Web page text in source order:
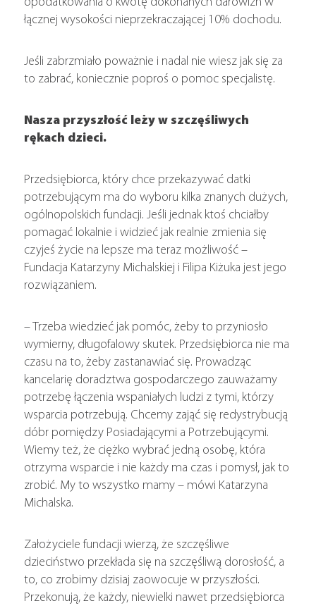
łącznej wysokości nieprzekraczającej 10% dochodu.
Jeśli zabrzmiało poważnie i nadal nie wiesz jak się za
to zabrać, koniecznie poproś o pomoc specjalistę.
Nasza przyszłość leży w szczęśliwych
rękach dzieci.
Przedsiębiorca, który chce przekazywać datki
potrzebującym ma do wyboru kilka znanych dużych,
ogólnopolskich fundacji. Jeśli jednak ktoś chciałby
pomagać lokalnie i widzieć jak realnie zmienia się
czyjeś życie na lepsze ma teraz możliwość –
Fundacja Katarzyny Michalskiej i Filipa Kiżuka jest jego
rozwiązaniem.
– Trzeba wiedzieć jak pomóc, żeby to przyniosło
wymierny, długofalowy skutek. Przedsiębiorca nie ma
czasu na to, żeby zastanawiać się. Prowadząc
kancelarię doradztwa gospodarczego zauważamy
potrzebę łączenia wspaniałych ludzi z tymi, którzy
wsparcia potrzebują. Chcemy zająć się redystrybucją
dóbr pomiędzy Posiadającymi a Potrzebującymi.
Wiemy też, że ciężko wybrać jedną osobę, która
otrzyma wsparcie i nie każdy ma czas i pomysł, jak to
zrobić. My to wszystko mamy – mówi Katarzyna
Michalska.
Założyciele fundacji wierzą, że szczęśliwe
dzieciństwo przekłada się na szczęśliwą dorosłość, a
to, co zrobimy dzisiaj zaowocuje w przyszłości.
Przekonują, że każdy, niewielki nawet przedsiębiorca